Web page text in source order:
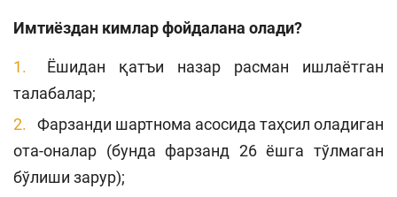
Имтиёздан кимлар фойдалана олади?
Ёшидан қатъи назар расман ишлаётган
талабалар;
Фарзанди шартнома асосида таҳсил оладиган
ота-оналар (бунда фарзанд 26 ёшга тўлмаган
бўлиши зарур);